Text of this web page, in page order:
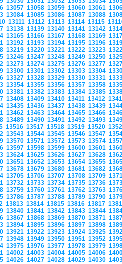
13057 13058 13059 13060 13061
13084 13085 13086 13087 13088
13111 13112 13113 13114 13115
13138 13139 13140 13141 13142
13165 13166 13167 13168 13169
13192 13193 13194 13195 13196
13219 13220 13221 13222 13223
13246 13247 13248 13249 13250
13273 13274 13275 13276 13277
13300 13301 13302 13303 13304
13327 13328 13329 13330 13331
13354 13355 13356 13357 13358
13381 13382 13383 13384 13385
13408 13409 13410 13411 13412
13435 13436 13437 13438 13439
13462 13463 13464 13465 13466
13489 13490 13491 13492 13493
13516 13517 13518 13519 13520
13543 13544 13545 13546 13547
13570 13571 13572 13573 13574
13597 13598 13599 13600 13601
13624 13625 13626 13627 13628
13651 13652 13653 13654 13655
13678 13679 13680 13681 13682
13705 13706 13707 13708 13709
13732 13733 13734 13735 13736
13759 13760 13761 13762 13763
13786 13787 13788 13789 13790
13813 13814 13815 13816 13817
13840 13841 13842 13843 13844
13867 13868 13869 13870 13871
13894 13895 13896 13897 13898
13921 13922 13923 13924 13925
13948 13949 13950 13951 13952
13975 13976 13977 13978 13979
14002 14003 14004 14005 14006
14026 14027 14028 14029 14030